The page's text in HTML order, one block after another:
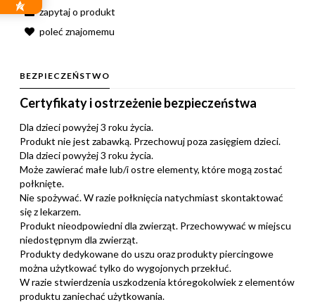
zapytaj o produkt
poleć znajomemu
BEZPIECZEŃSTWO
Certyfikaty i ostrzeżenie bezpieczeństwa
Dla dzieci powyżej 3 roku życia.
Produkt nie jest zabawką. Przechowuj poza zasięgiem dzieci.
Dla dzieci powyżej 3 roku życia.
Może zawierać małe lub/i ostre elementy, które mogą zostać
połknięte.
Nie spożywać. W razie połknięcia natychmiast skontaktować
się z lekarzem.
Produkt nieodpowiedni dla zwierząt. Przechowywać w miejscu
niedostępnym dla zwierząt.
Produkty dedykowane do uszu oraz produkty piercingowe
można użytkować tylko do wygojonych przekłuć.
W razie stwierdzenia uszkodzenia któregokolwiek z elementów
produktu zaniechać użytkowania.